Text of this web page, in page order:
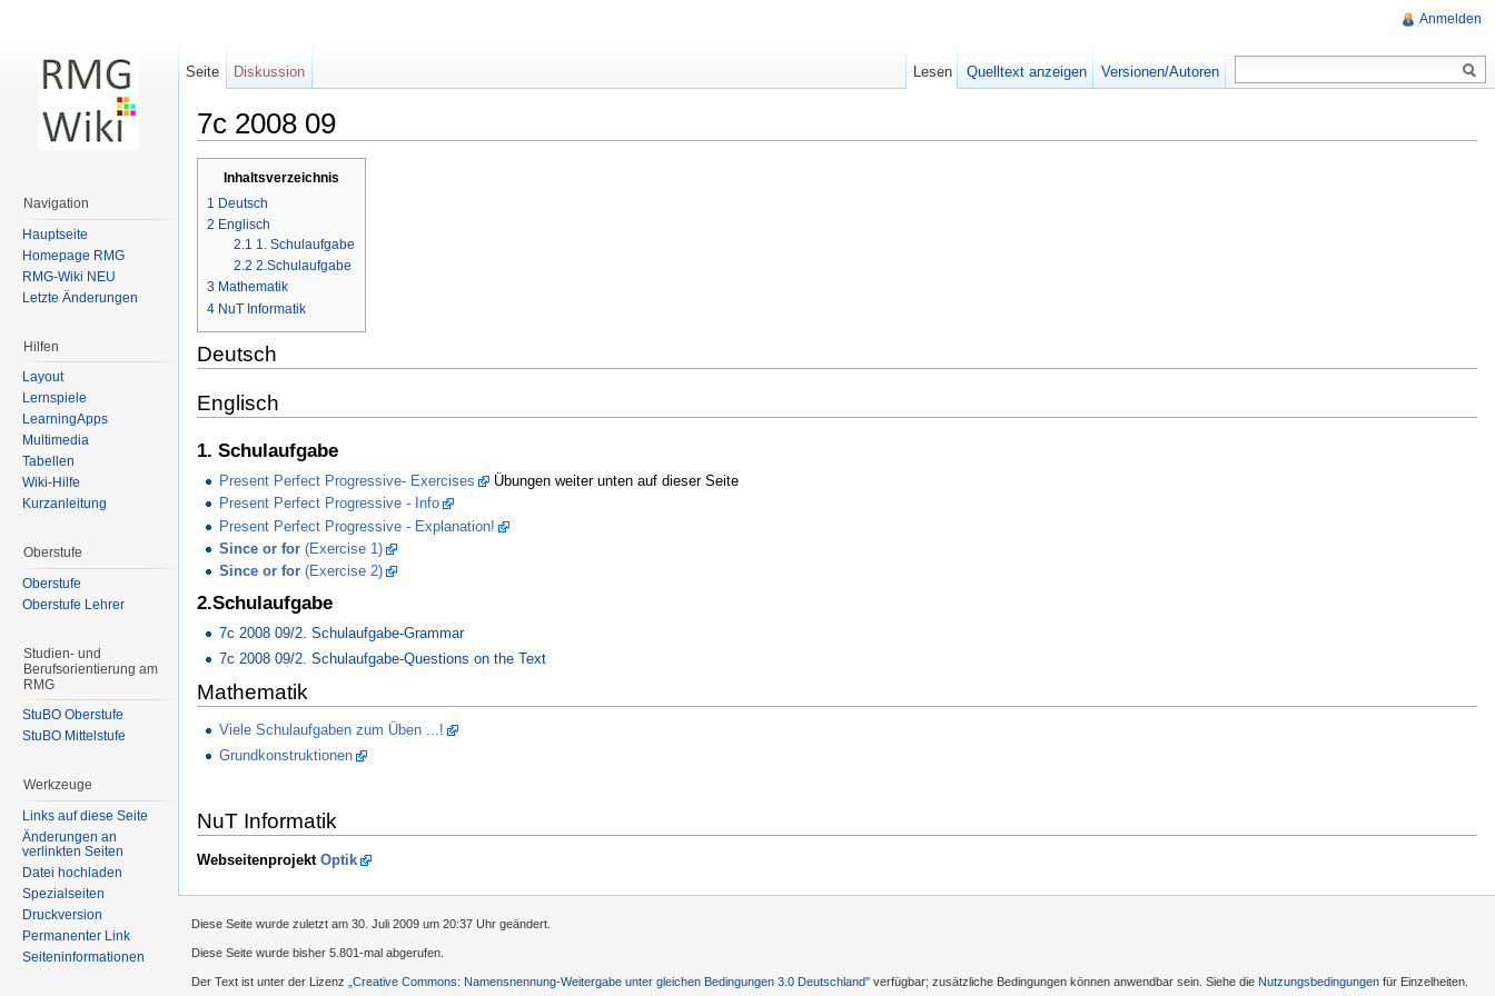
7c 2008 09
Inhaltsverzeichnis
1 Deutsch
2 Englisch
2.1 1. Schulaufgabe
2.2 2.Schulaufgabe
3 Mathematik
4 NuT Informatik
Deutsch
Englisch
1. Schulaufgabe
Present Perfect Progressive- Exercises
Übungen weiter unten auf dieser Seite
Present Perfect Progressive - Info
Present Perfect Progressive - Explanation!
Since or for (Exercise 1)
Since or for (Exercise 2)
2.Schulaufgabe
7c 2008 09/2. Schulaufgabe-Grammar
7c 2008 09/2. Schulaufgabe-Questions on the Text
Mathematik
Viele Schulaufgaben zum Üben ...!
Grundkonstruktionen
NuT Informatik
Webseitenprojekt Optik
Anmelden
Seite Diskussion Lesen Quelltext anzeigen Versionen/Autoren
Navigation
Hauptseite
Homepage RMG
RMG-Wiki NEU
Letzte Änderungen
Hilfen
Layout
Lernspiele
LearningApps
Multimedia
Tabellen
Wiki-Hilfe
Kurzanleitung
Oberstufe
Oberstufe
Oberstufe Lehrer
Studien- und
Berufsorientierung am
RMG
StuBO Oberstufe
StuBO Mittelstufe
Werkzeuge
Links auf diese Seite
Änderungen an
verlinkten Seiten
Datei hochladen
Spezialseiten
Druckversion
Permanenter Link
Seiteninformationen
Diese Seite wurde zuletzt am 30. Juli 2009 um 20:37 Uhr geändert.
Diese Seite wurde bisher 5.801-mal abgerufen.
Der Text ist unter der Lizenz „Creative Commons: Namensnennung-Weitergabe unter gleichen Bedingungen 3.0 Deutschland" verfügbar; zusätzliche Bedingungen können anwendbar sein. Siehe die Nutzungsbedingungen für Einzelheiten.